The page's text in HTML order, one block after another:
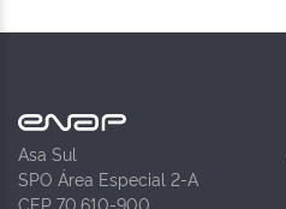
Asa Sul
SPO Área Especial 2-A
CEP 70.610-900